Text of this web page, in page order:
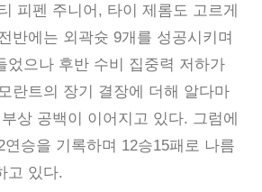
피펜 주니어, 타이 제롬도 고르게
반에는 외곽슛 9개를 성공시키며
었으나 후반 수비 집중력 저하가
란트의 장기 결장에 더해 알다마
상 공백이 이어지고 있다. 그럼에
연승을 기록하며 12승15패로 나름
고 있다.